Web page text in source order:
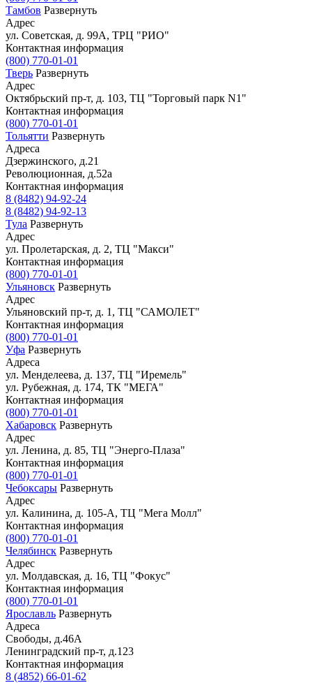
Тамбов Развернуть
Адрес
ул. Советская, д. 99А, ТРЦ "РИО"
Контактная информация
(800) 770-01-01
Тверь Развернуть
Адрес
Октябрьский пр-т, д. 103, ТЦ "Торговый парк N1"
Контактная информация
(800) 770-01-01
Тольятти Развернуть
Адреса
Дзержинского, д.21
Революционная, д.52а
Контактная информация
8 (8482) 94-92-24
8 (8482) 94-92-13
Тула Развернуть
Адрес
ул. Пролетарская, д. 2, ТЦ "Макси"
Контактная информация
(800) 770-01-01
Ульяновск Развернуть
Адрес
Ульяновский пр-т, д. 1, ТЦ "САМОЛЕТ"
Контактная информация
(800) 770-01-01
Уфа Развернуть
Адреса
ул. Менделеева, д. 137, ТЦ "Иремель"
ул. Рубежная, д. 174, ТК "МЕГА"
Контактная информация
(800) 770-01-01
Хабаровск Развернуть
Адрес
ул. Ленина, д. 85, ТЦ "Энерго-Плаза"
Контактная информация
(800) 770-01-01
Чебоксары Развернуть
Адрес
ул. Калинина, д. 105-А, ТЦ "Мега Молл"
Контактная информация
(800) 770-01-01
Челябинск Развернуть
Адрес
ул. Молдавская, д. 16, ТЦ "Фокус"
Контактная информация
(800) 770-01-01
Ярославль Развернуть
Адреса
Свободы, д.46А
Ленинградский пр-т, д.123
Контактная информация
8 (4852) 66-01-62